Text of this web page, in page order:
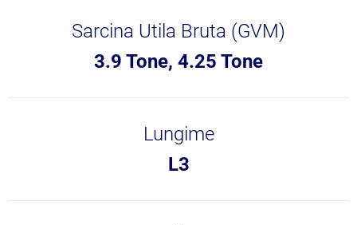
Sarcina Utila Bruta (GVM)
3.9 Tone, 4.25 Tone
Lungime
L3